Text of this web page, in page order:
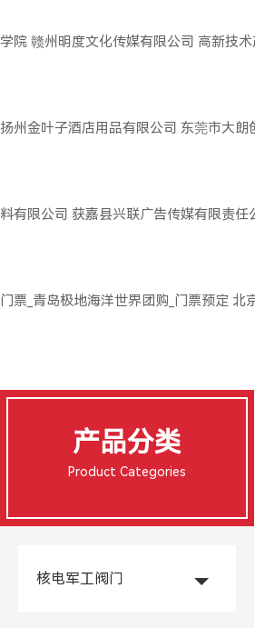
学院 赣州明度文化传媒有限公司 高新技术
扬州金叶子酒店用品有限公司 东莞市大朗
料有限公司 获嘉县兴联广告传媒有限责任
门票_青岛极地海洋世界团购_门票预定 北
产品分类
Product Categories
核电军工阀门